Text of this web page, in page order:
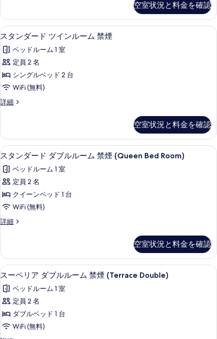
件
べ
て
の
写
真
を
表
示
ー
ム
の
細
空室状況と料金を確認
ス
タ
ン
ダ
ー
ツ
ン
ル
ー
ム
禁
煙
の
す
の
写
真
を
表
示
スタンダード ツインルーム 禁煙 |
9
スタンダード ツインルーム 禁煙
ベッドルーム 1 室
定員 2 名
シングルベッド 2 台
WiFi (無料)
詳細
ス
ー
ド
ツ
ン
ル
ム
禁
の
空室状況と料金を確認
ス
タ
ン
ダ
ー
ダ
ル
ル
ー
ム
禁
煙
(Queen
スタンダード ダブルルーム 禁煙
9
スタンダード ダブルルーム 禁煙 (Queen Bed Room)
ベッドルーム 1 室
定員 2 名
クイーンベッド 1 台
WiFi (無料)
詳細
ス
ー
ド
ダ
ル
ル
ム
禁
空室状況と料金を確認
ス
ー
ペ
リ
ア
スーペリア ダブルルーム 禁煙
12
スーペリア ダブルルーム 禁煙 (Terrace Double)
ベッドルーム 1 室
定員 2 名
ダブルベッド 1 台
WiFi (無料)